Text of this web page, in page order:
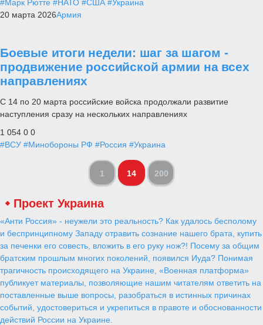
#Марк Рютте #НАТО #США #Украина
20 марта 2026Армия
Боевые итоги недели: шаг за шагом -
продвижение российской армии на всех
направлениях
С 14 по 20 марта российские войска продолжали развитие
наступления сразу на нескольких направлениях
1 054 0 0
#ВСУ #Минобороны РФ #Россия #Украина
1 14 200
Проект Украина
«Анти Россия» - неужели это реальность? Как удалось бесполому
и беспринципному Западу отравить сознание нашего брата, купить
за печенки его совесть, вложить в его руку нож?! Посему за общим
братским прошлым многих поколений, появился Иуда? Понимая
трагичность происходящего на Украине, «Военная платформа»
публикует материалы, позволяющие нашим читателям ответить на
поставленные выше вопросы, разобраться в истинных причинах
событий, удостовериться и укрепиться в правоте и обоснованности
действий России на Украине.